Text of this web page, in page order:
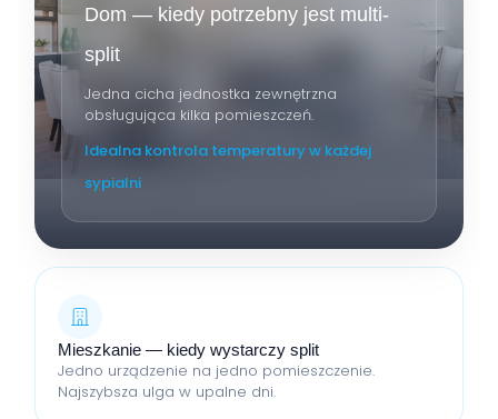
Dom — kiedy potrzebny jest multi-
split
Jedna cicha jednostka zewnętrzna
obsługująca kilka pomieszczeń.
Idealna kontrola temperatury w każdej
sypialni
Mieszkanie — kiedy wystarczy split
Jedno urządzenie na jedno pomieszczenie.
Najszybsza ulga w upalne dni.